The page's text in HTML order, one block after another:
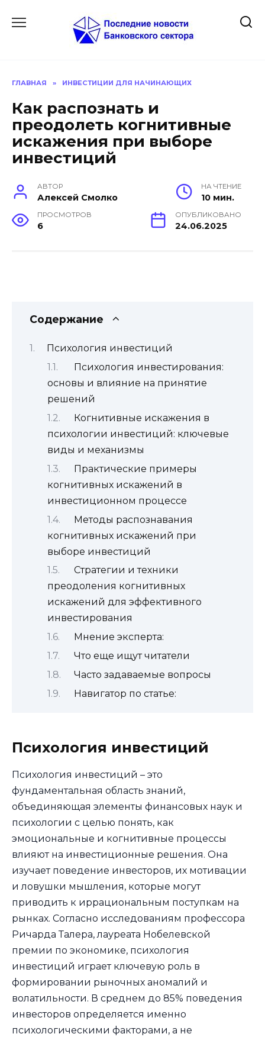
ГЛАВНАЯ » ИНВЕСТИЦИИ ДЛЯ НАЧИНАЮЩИХ
Как распознать и
преодолеть когнитивные
искажения при выборе
инвестиций
АВТОР
Алексей Смолко
НА ЧТЕНИЕ
10 мин.
ПРОСМОТРОВ
6
ОПУБЛИКОВАНО
24.06.2025
Содержание
Психология инвестиций
Психология инвестирования:
основы и влияние на принятие
решений
Когнитивные искажения в
психологии инвестиций: ключевые
виды и механизмы
Практические примеры
когнитивных искажений в
инвестиционном процессе
Методы распознавания
когнитивных искажений при
выборе инвестиций
Стратегии и техники
преодоления когнитивных
искажений для эффективного
инвестирования
Мнение эксперта:
Что еще ищут читатели
Часто задаваемые вопросы
Навигатор по статье:
Психология инвестиций
Психология инвестиций – это
фундаментальная область знаний,
объединяющая элементы финансовых наук и
психологии с целью понять, как
эмоциональные и когнитивные процессы
влияют на инвестиционные решения. Она
изучает поведение инвесторов, их мотивации
и ловушки мышления, которые могут
приводить к иррациональным поступкам на
рынках. Согласно исследованиям профессора
Ричарда Талера, лауреата Нобелевской
премии по экономике, психология
инвестиций играет ключевую роль в
формировании рыночных аномалий и
волатильности. В среднем до 85% поведения
инвесторов определяется именно
психологическими факторами, а не